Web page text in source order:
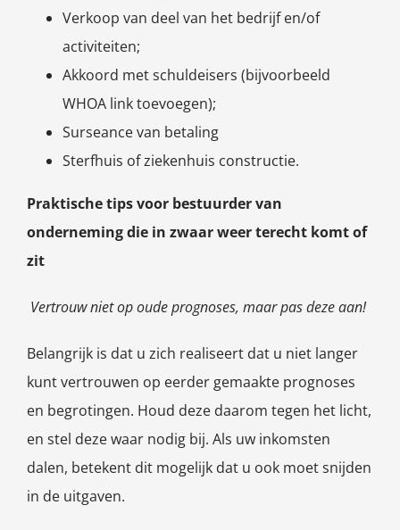
Verkoop van deel van het bedrijf en/of
activiteiten;
Akkoord met schuldeisers (bijvoorbeeld
WHOA link toevoegen);
Surseance van betaling
Sterfhuis of ziekenhuis constructie.
Praktische tips voor bestuurder van
onderneming die in zwaar weer terecht komt of
zit
Vertrouw niet op oude prognoses, maar pas deze aan!
Belangrijk is dat u zich realiseert dat u niet langer
kunt vertrouwen op eerder gemaakte prognoses
en begrotingen. Houd deze daarom tegen het licht,
en stel deze waar nodig bij. Als uw inkomsten
dalen, betekent dit mogelijk dat u ook moet snijden
in de uitgaven.